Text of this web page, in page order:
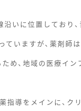
いに位置しており
いますが、薬剤師
め、地域の医療イン
指導をメインに、ク